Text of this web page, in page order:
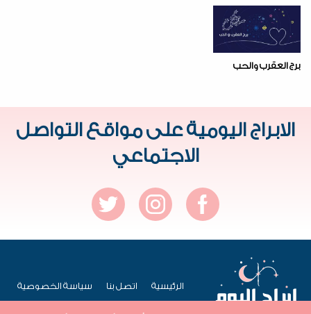
برج العقرب والحب
الابراج اليومية على مواقع التواصل
الاجتماعي
الرئيسية اتصل بنا سياسة الخصوصية